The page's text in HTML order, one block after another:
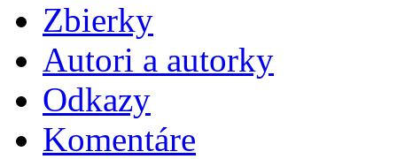
Zbierky
Autori a autorky
Odkazy
Komentáre